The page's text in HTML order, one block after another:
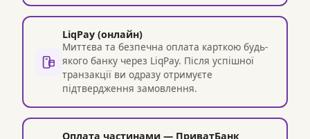
LiqPay (онлайн)
Миттєва та безпечна оплата карткою будь-
якого банку через LiqPay. Після успішної
транзакції ви одразу отримуєте
підтвердження замовлення.
Оплата частинами — ПриватБанк